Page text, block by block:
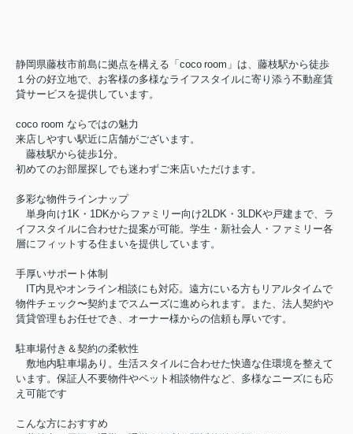
静岡県藤枝市前島に拠点を構える「coco room」は、藤枝駅から徒歩
１分の好立地で、お客様の多様なライフスタイルに寄り添う不動産賃
貸サービスを提供しています。
coco room ならではの魅力
来店しやすい駅近に店舗がございます。
藤枝駅から徒歩1分。
初めてのお部屋探しでも迷わずご来店いただけます。
多彩な物件ラインナップ
単身向け1K・1DKからファミリー向け2LDK・3LDKや戸建まで、ラ
イフスタイルに合わせた提案が可能。学生・新社会人・ファミリー各
層にフィットする住まいを提供しています。
手厚いサポート体制
IT内見やオンライン相談にも対応。遠方にいる方もリアルタイムで
物件チェック〜契約までスムーズに進められます。また、法人契約や
賃貸管理もお任せでき、オーナー様からの信頼も厚いです。
駐車場付き＆契約の柔軟性
敷地内駐車場あり。生活スタイルに合わせた快適な住環境を整えて
います。保証人不要物件やペット相談物件など、多様なニーズにも応
え可能です
こんな方におすすめ